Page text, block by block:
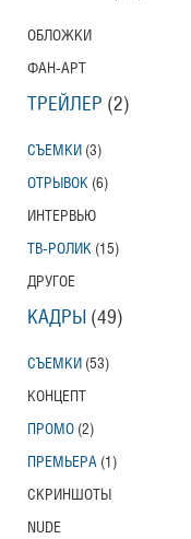
ОБЛОЖКИ
ФАН-АРТ
ТРЕЙЛЕР (2)
СЪЕМКИ (3)
ОТРЫВОК (6)
ИНТЕРВЬЮ
ТВ-РОЛИК (15)
ДРУГОЕ
КАДРЫ (49)
СЪЕМКИ (53)
КОНЦЕПТ
ПРОМО (2)
ПРЕМЬЕРА (1)
СКРИНШОТЫ
NUDE